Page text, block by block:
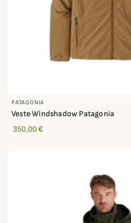
PATAGONIA
Veste Windshadow Patagonia
350,00 €